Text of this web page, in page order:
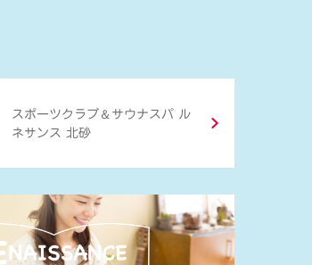
スポーツクラブ ＆ サウナスパ ル
ネサンス 北砂